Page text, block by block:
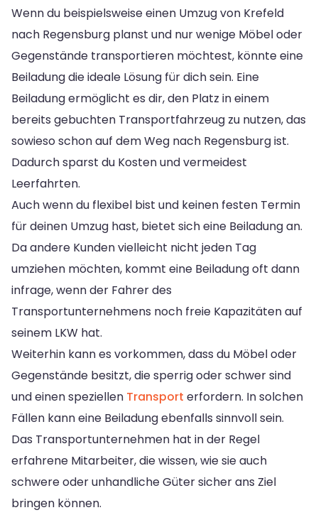
Wenn du beispielsweise einen Umzug von Krefeld
nach Regensburg planst und nur wenige Möbel oder
Gegenstände transportieren möchtest, könnte eine
Beiladung die ideale Lösung für dich sein. Eine
Beiladung ermöglicht es dir, den Platz in einem
bereits gebuchten Transportfahrzeug zu nutzen, das
sowieso schon auf dem Weg nach Regensburg ist.
Dadurch sparst du Kosten und vermeidest
Leerfahrten.
Auch wenn du flexibel bist und keinen festen Termin
für deinen Umzug hast, bietet sich eine Beiladung an.
Da andere Kunden vielleicht nicht jeden Tag
umziehen möchten, kommt eine Beiladung oft dann
infrage, wenn der Fahrer des
Transportunternehmens noch freie Kapazitäten auf
seinem LKW hat.
Weiterhin kann es vorkommen, dass du Möbel oder
Gegenstände besitzt, die sperrig oder schwer sind
und einen speziellen Transport erfordern. In solchen
Fällen kann eine Beiladung ebenfalls sinnvoll sein.
Das Transportunternehmen hat in der Regel
erfahrene Mitarbeiter, die wissen, wie sie auch
schwere oder unhandliche Güter sicher ans Ziel
bringen können.